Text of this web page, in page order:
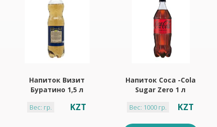
Напиток Визит
Буратино 1,5 л
Вес: гр. KZT
Напиток Coca -Cola
Sugar Zero 1 л
Вес: 1000 гр. KZT